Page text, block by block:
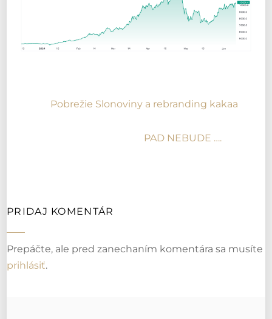
Pobrežie Slonoviny a rebranding kakaa
PAD NEBUDE ….
PRIDAJ KOMENTÁR
Prepáčte, ale pred zanechaním komentára sa musíte
prihlásiť.